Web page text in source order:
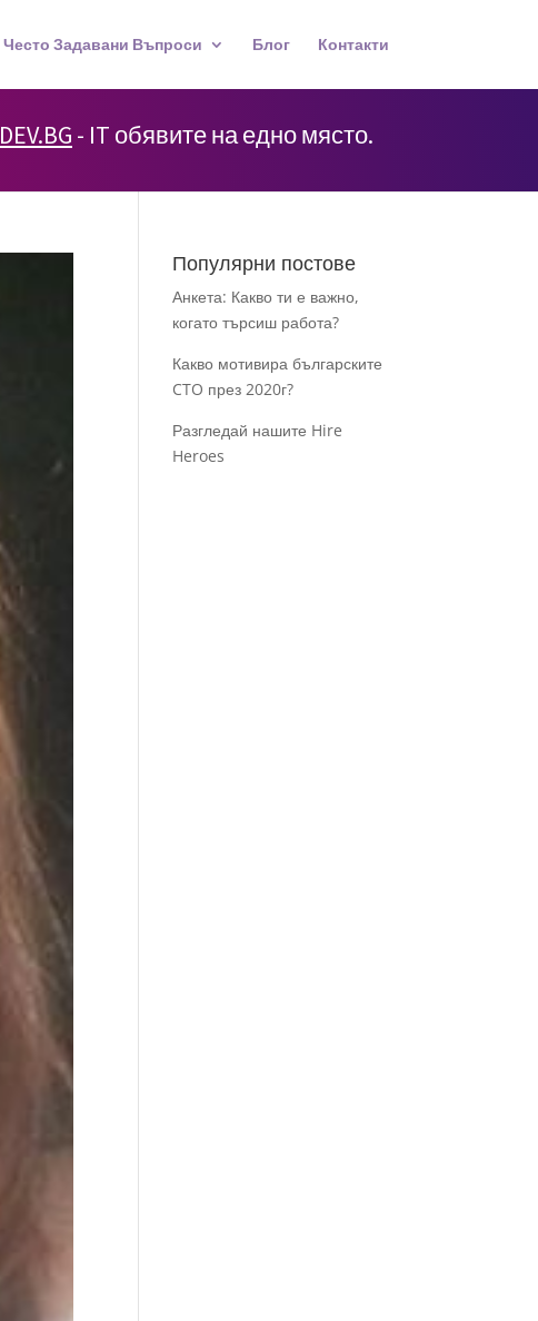
Често Задавани Въпроси Блог Контакти
DEV.BG - IT обявите на едно място.
Популярни постове
Анкета: Какво ти е важно,
когато търсиш работа?
Какво мотивира българските
CTO през 2020г?
Разгледай нашите Hire
Heroes